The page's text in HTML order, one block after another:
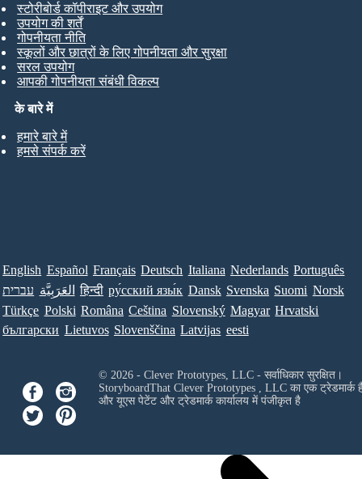
के बारे में
हमारे बारे में
हमसे संपर्क करें
स्टोरीबोर्ड कॉपीराइट और उपयोग
उपयोग की शर्तें
गोपनीयता नीति
स्कूलों और छात्रों के लिए गोपनीयता और सुरक्षा
सरल उपयोग
आपकी गोपनीयता संबंधी विकल्प
English Español Français Deutsch Italiana Nederlands Português
עברית العَرَبِيَّة हिन्दी ру́сский язы́к Dansk Svenska Suomi Norsk
Türkçe Polski Româna Ceština Slovenský Magyar Hrvatski
български Lietuvos Slovenščina Latvijas eesti
© 2026 - Clever Prototypes, LLC - सर्वाधिकार सुरक्षित।
StoryboardThat Clever Prototypes , LLCका एक ट्रेडमार्क
और यूएस पेटेंट और ट्रेडमार्क कार्यालय में पंजीकृत है